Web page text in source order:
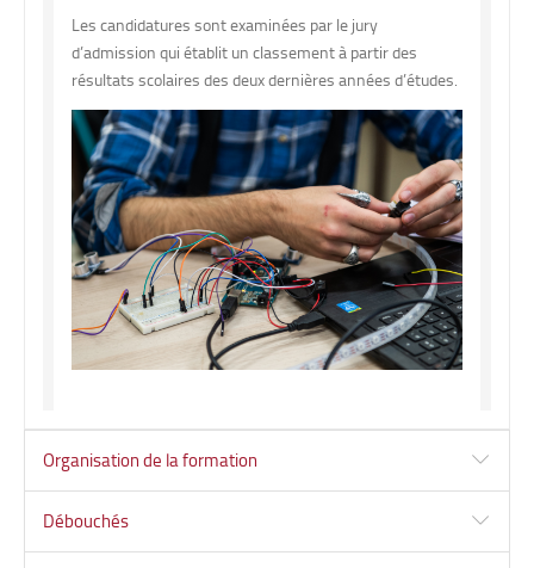
Les candidatures sont examinées par le jury
d’admission qui établit un classement à partir des
résultats scolaires des deux dernières années d’études.
Organisation de la formation
Débouchés